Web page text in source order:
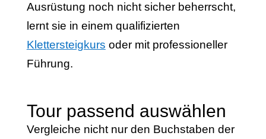
Ausrüstung noch nicht sicher beherrscht,
lernt sie in einem qualifizierten
Klettersteigkurs oder mit professioneller
Führung.
Tour passend auswählen
Vergleiche nicht nur den Buchstaben der